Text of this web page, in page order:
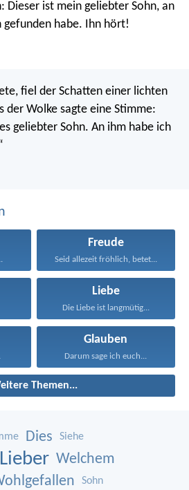
Dieser ist mein geliebter Sohn, an
habe. Ihn hört!
fiel der Schatten einer lichten
der Wolke sagte eine Stimme:
geliebter Sohn. An ihm habe ich
Freude
Seid allezeit fröhlich, betet...
Liebe
Die Liebe ist langmütig...
Glauben
Darum sage ich euch...
Themen...
Dies Siehe
Lieber Welchem
Sohn